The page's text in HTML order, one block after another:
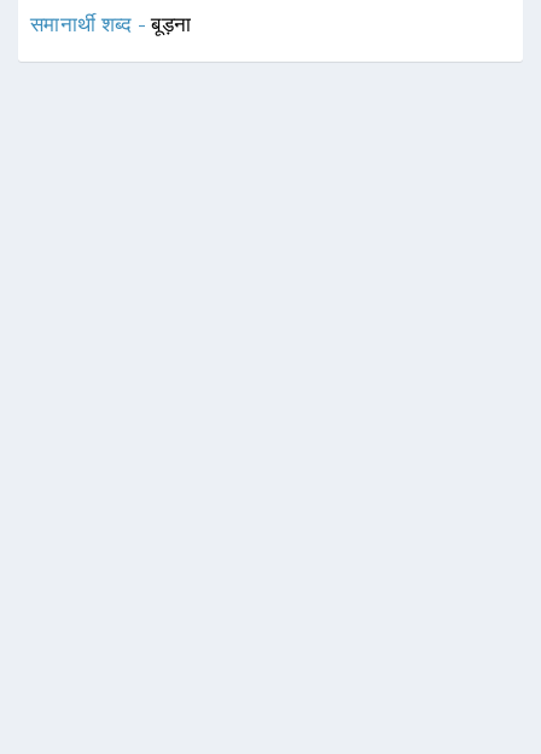
समानार्थी शब्द -बूड़ना